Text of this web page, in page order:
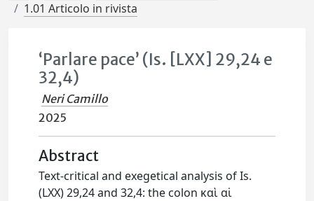
1.01 Articolo in rivista
‘Parlare pace’ (Is. [LXX] 29,24 e
32,4)
Neri Camillo
2025
Abstract
Text-critical and exegetical analysis of Is.
(LXX) 29,24 and 32,4: the colon καὶ αἱ